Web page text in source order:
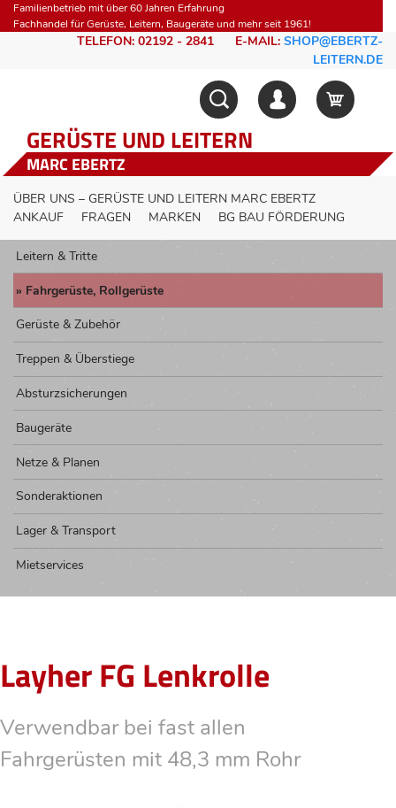
Familienbetrieb mit über 60 Jahren Erfahrung
Fachhandel für Gerüste, Leitern, Baugeräte und mehr seit 1961!
TELEFON: 02192 - 2841 E-MAIL: SHOP@EBERTZ-
LEITERN.DE
GERÜSTE UND LEITERN
MARC EBERTZ
ÜBER UNS – GERÜSTE UND LEITERN MARC EBERTZ
ANKAUF
FRAGEN MARKEN BG BAU FÖRDERUNG
Leitern & Tritte
Fahrgerüste, Rollgerüste
Gerüste & Zubehör
Treppen & Überstiege
Absturzsicherungen
Baugeräte
Netze & Planen
Sonderaktionen
Lager & Transport
Mietservices
Layher FG Lenkrolle
Verwendbar bei fast allen
Fahrgerüsten mit 48,3 mm Rohr